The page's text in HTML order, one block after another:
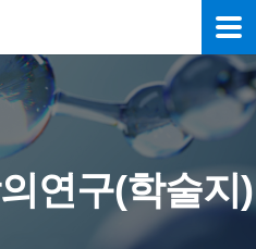
연구(학술지)